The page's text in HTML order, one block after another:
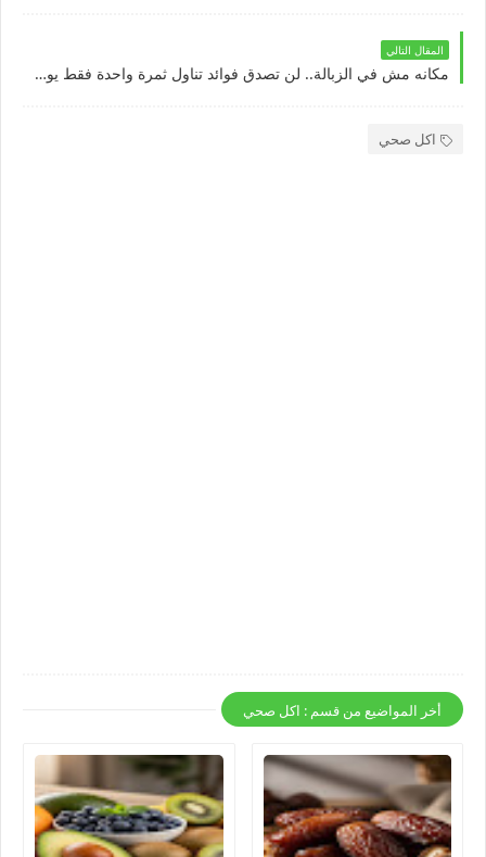
المقال التالي
مكانه مش في الزبالة.. لن تصدق فوائد تناول ثمرة واحدة فقط يوميا من الموز الأسود
اكل صحي
أخر المواضيع من قسم : اكل صحي